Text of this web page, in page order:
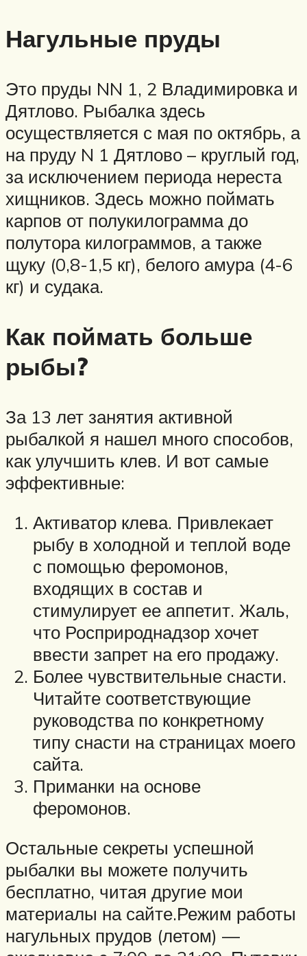
Нагульные пруды
Это пруды NN 1, 2 Владимировка и
Дятлово. Рыбалка здесь
осуществляется с мая по октябрь, а
на пруду N 1 Дятлово – круглый год,
за исключением периода нереста
хищников. Здесь можно поймать
карпов от полукилограмма до
полутора килограммов, а также
щуку (0,8-1,5 кг), белого амура (4-6
кг) и судака.
Как поймать больше
рыбы?
За 13 лет занятия активной
рыбалкой я нашел много способов,
как улучшить клев. И вот самые
эффективные:
Активатор клева. Привлекает
рыбу в холодной и теплой воде
с помощью феромонов,
входящих в состав и
стимулирует ее аппетит. Жаль,
что Росприроднадзор хочет
ввести запрет на его продажу.
Более чувствительные снасти.
Читайте соответствующие
руководства по конкретному
типу снасти на страницах моего
сайта.
Приманки на основе
феромонов.
Остальные секреты успешной
рыбалки вы можете получить
бесплатно, читая другие мои
материалы на сайте.Режим работы
нагульных прудов (летом) —